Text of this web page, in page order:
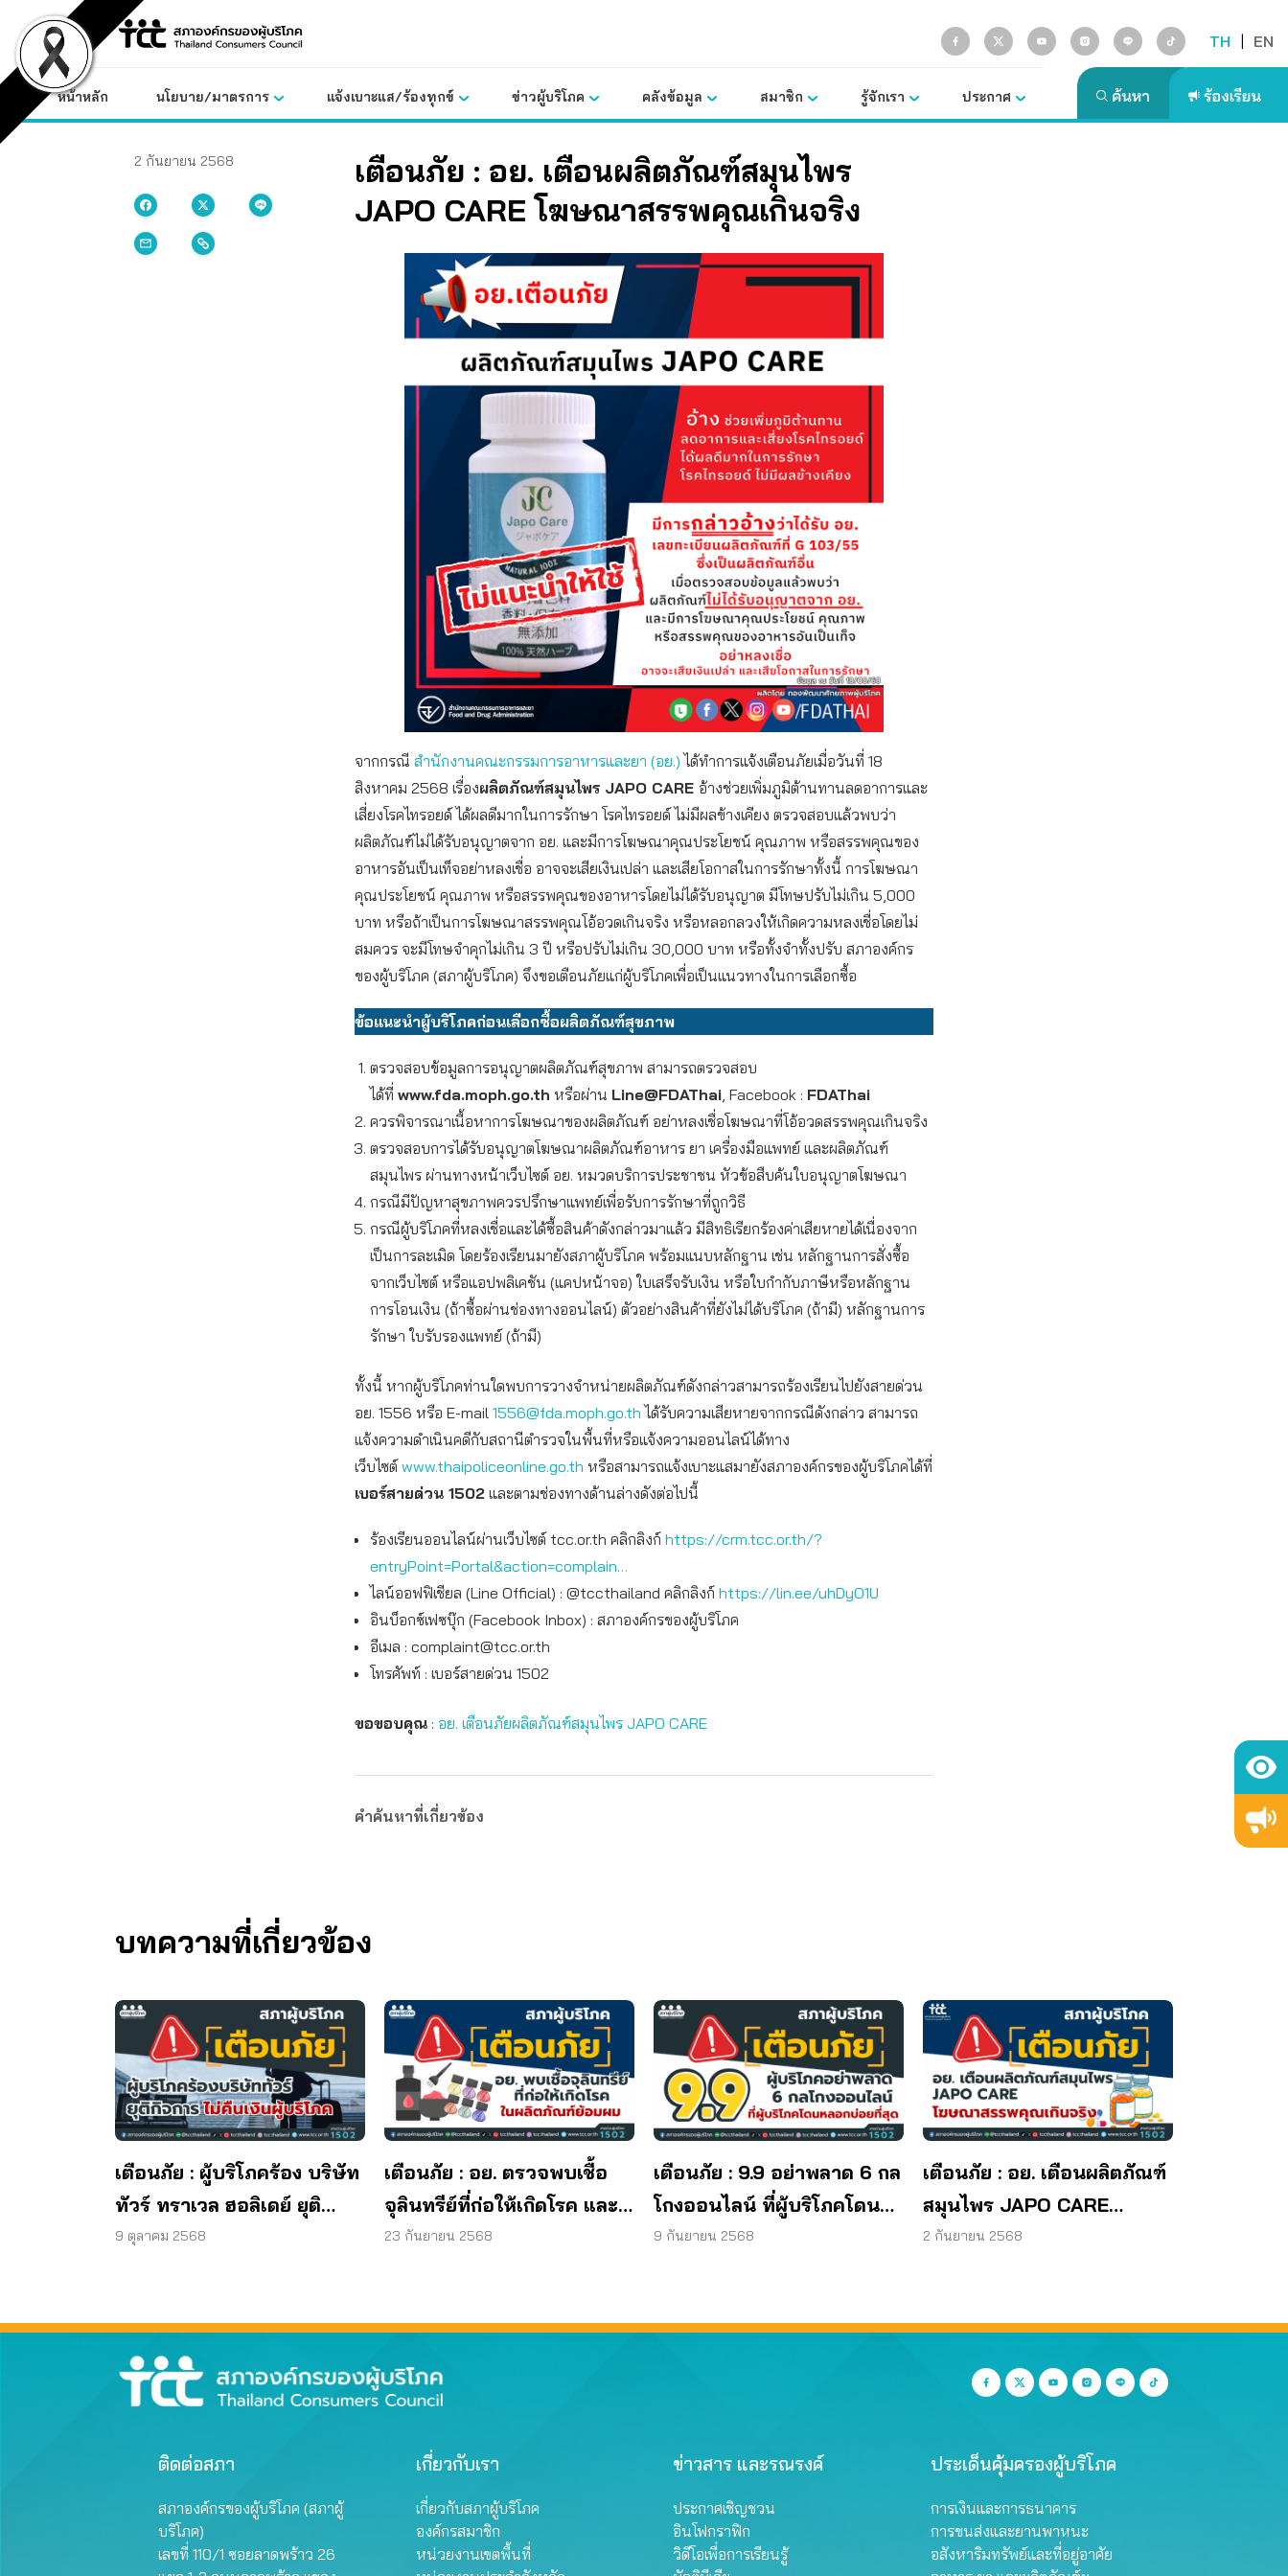
content
TH | EN
หน้าหลัก นโยบาย/มาตรการ แจ้งเบาะแส/ร้องทุกข์ ข่าวผู้บริโภค คลังข้อมูล สมาชิก รู้จักเรา ประกาศ
2 กันยายน 2568
เตือนภัย : อย. เตือนผลิตภัณฑ์สมุนไพร
JAPO CARE โฆษณาสรรพคุณเกินจริง
จากกรณี สำนักงานคณะกรรมการอาหารและยา (อย.) ได้ทำการแจ้งเตือนภัยเมื่อวันที่ 18
สิงหาคม 2568 เรื่องผลิตภัณฑ์สมุนไพร JAPO CARE อ้างช่วยเพิ่มภูมิต้านทานลดอาการและ
เสี่ยงโรคไทรอยด์ ได้ผลดีมากในการรักษา โรคไทรอยด์ ไม่มีผลข้างเคียง ตรวจสอบแล้วพบว่า
ผลิตภัณฑ์ไม่ได้รับอนุญาตจาก อย. และมีการโฆษณาคุณประโยชน์ คุณภาพ หรือสรรพคุณของ
อาหารอันเป็นเท็จอย่าหลงเชื่อ อาจจะเสียเงินเปล่า และเสียโอกาสในการรักษาทั้งนี้ การโฆษณา
คุณประโยชน์ คุณภาพ หรือสรรพคุณของอาหารโดยไม่ได้รับอนุญาต มีโทษปรับไม่เกิน 5,000
บาท หรือถ้าเป็นการโฆษณาสรรพคุณโอ้อวดเกินจริง หรือหลอกลวงให้เกิดความหลงเชื่อโดยไม่
สมควร จะมีโทษจำคุกไม่เกิน 3 ปี หรือปรับไม่เกิน 30,000 บาท หรือทั้งจำทั้งปรับ สภาองค์กร
ของผู้บริโภค (สภาผู้บริโภค) จึงขอเตือนภัยแก่ผู้บริโภคเพื่อเป็นแนวทางในการเลือกซื้อ
ข้อแนะนำผู้บริโภคก่อนเลือกซื้อผลิตภัณฑ์สุขภาพ
ตรวจสอบข้อมูลการอนุญาตผลิตภัณฑ์สุขภาพ สามารถตรวจสอบ
ได้ที่ www.fda.moph.go.th หรือผ่าน Line@FDAThai, Facebook : FDAThai
ควรพิจารณาเนื้อหาการโฆษณาของผลิตภัณฑ์ อย่าหลงเชื่อโฆษณาที่โอ้อวดสรรพคุณเกินจริง
ตรวจสอบการได้รับอนุญาตโฆษณาผลิตภัณฑ์อาหาร ยา เครื่องมือแพทย์ และผลิตภัณฑ์
สมุนไพร ผ่านทางหน้าเว็บไซต์ อย. หมวดบริการประชาชน หัวข้อสืบค้นใบอนุญาตโฆษณา
กรณีมีปัญหาสุขภาพควรปรึกษาแพทย์เพื่อรับการรักษาที่ถูกวิธี
กรณีผู้บริโภคที่หลงเชื่อและได้ซื้อสินค้าดังกล่าวมาแล้ว มีสิทธิเรียกร้องค่าเสียหายได้เนื่องจาก
เป็นการละเมิด โดยร้องเรียนมายังสภาผู้บริโภค พร้อมแนบหลักฐาน เช่น หลักฐานการสั่งซื้อ
จากเว็บไซต์ หรือแอปพลิเคชัน (แคปหน้าจอ) ใบเสร็จรับเงิน หรือใบกำกับภาษีหรือหลักฐาน
การโอนเงิน (ถ้าซื้อผ่านช่องทางออนไลน์) ตัวอย่างสินค้าที่ยังไม่ได้บริโภค (ถ้ามี) หลักฐานการ
รักษา ใบรับรองแพทย์ (ถ้ามี)
ทั้งนี้ หากผู้บริโภคท่านใดพบการวางจำหน่ายผลิตภัณฑ์ดังกล่าวสามารถร้องเรียนไปยังสายด่วน
อย. 1556 หรือ E-mail 1556@fda.moph.go.th ได้รับความเสียหายจากกรณีดังกล่าว สามารถ
แจ้งความดำเนินคดีกับสถานีตำรวจในพื้นที่หรือแจ้งความออนไลน์ได้ทาง
เว็บไซต์ www.thaipoliceonline.go.th หรือสามารถแจ้งเบาะแสมายังสภาองค์กรของผู้บริโภคได้ที่
เบอร์สายด่วน 1502 และตามช่องทางด้านล่างดังต่อไปนี้
ร้องเรียนออนไลน์ผ่านเว็บไซต์ tcc.or.th คลิกลิงก์ https://crm.tcc.or.th/?
entryPoint=Portal&action=complain…
ไลน์ออฟฟิเชียล (Line Official) : @tccthailand คลิกลิงก์ https://lin.ee/uhDyO1U
อินบ็อกซ์เฟซบุ๊ก (Facebook Inbox) : สภาองค์กรของผู้บริโภค
อีเมล : complaint@tcc.or.th
โทรศัพท์ : เบอร์สายด่วน 1502
ขอขอบคุณ : อย. เตือนภัยผลิตภัณฑ์สมุนไพร JAPO CARE
คำค้นหาที่เกี่ยวข้อง
บทความที่เกี่ยวข้อง
เตือนภัย : ผู้บริโภคร้อง บริษัท
ทัวร์ ทราเวล ฮอลิเดย์ ยุติ
กิจการ ไม่คืนเงินผู้บริโภค
9 ตุลาคม 2568
เตือนภัย : อย. ตรวจพบเชื้อ
จุลินทรีย์ที่ก่อให้เกิดโรค และ
พบแบคทีเรีย ยีสต์ และรา เกิน
23 กันยายน 2568
เตือนภัย : 9.9 อย่าพลาด 6 กล
โกงออนไลน์ ที่ผู้บริโภคโดน
หลอกบ่อยที่สุด
9 กันยายน 2568
เตือนภัย : อย. เตือนผลิตภัณฑ์
สมุนไพร JAPO CARE
โฆษณาสรรพคุณเกินจริง
2 กันยายน 2568
ติดต่อสภา
สภาองค์กรของผู้บริโภค (สภาผู้
บริโภค)
เลขที่ 110/1 ซอยลาดพร้าว 26
เกี่ยวกับเรา
เกี่ยวกับสภาผู้บริโภค
องค์กรสมาชิก
หน่วยงานเขตพื้นที่
ข่าวสาร และรณรงค์
ประกาศเชิญชวน
อินโฟกราฟิก
วิดีโอเพื่อการเรียนรู้
ประเด็นคุ้มครองผู้บริโภค
การเงินและการธนาคาร
การขนส่งและยานพาหนะ
อสังหาริมทรัพย์และที่อยู่อาศัย